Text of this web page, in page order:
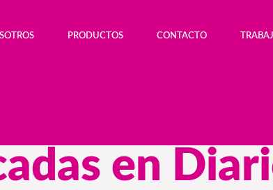
PRODUCTOS CONTACTO
en